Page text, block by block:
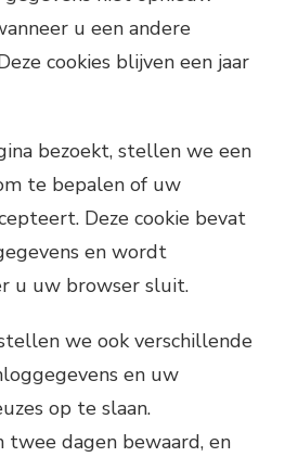
u een andere
cookies blijven een jaar
bezoekt, stellen we een
te bepalen of uw
Deze cookie bevat
en wordt
u uw browser sluit.
we ook verschillende
en uw
op te slaan.
twee dagen bewaard, en